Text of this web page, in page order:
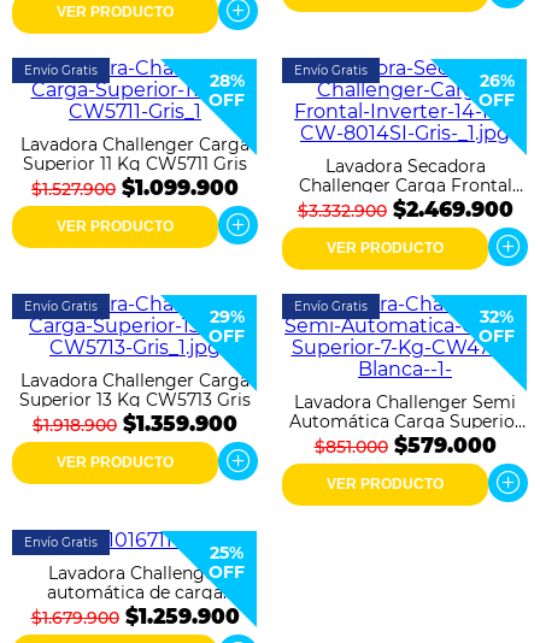
Climatización
Colchones
Cocina
Tecnología
ElectroHogar
Sonido
Combos
Herramientas
Cuidado
Accesorios
VER PRODUCTO
Envío Gratis
28%
OFF
Lavadora Challenger Carga
Superior 11 Kg CW5711 Gris
$1.527.900 $1.099.900
VER PRODUCTO
Envío Gratis
26%
OFF
Lavadora Secadora
Challenger Carga Frontal
Inverter 14 Kg CW 8014SI
Gris
$3.332.900 $2.469.900
VER PRODUCTO
Envío Gratis
29%
OFF
Lavadora Challenger Carga
Superior 13 Kg CW5713 Gris
$1.918.900 $1.359.900
VER PRODUCTO
Envío Gratis
32%
OFF
Lavadora Challenger Semi
Automática Carga Superior
7 Kg CW4707 Blanca
$851.000 $579.000
VER PRODUCTO
Envío Gratis
25%
OFF
Lavadora Challenger
automática de carga
superior de 11 Kg (24 Lb) -
CW 5711 DG
$1.679.900 $1.259.900